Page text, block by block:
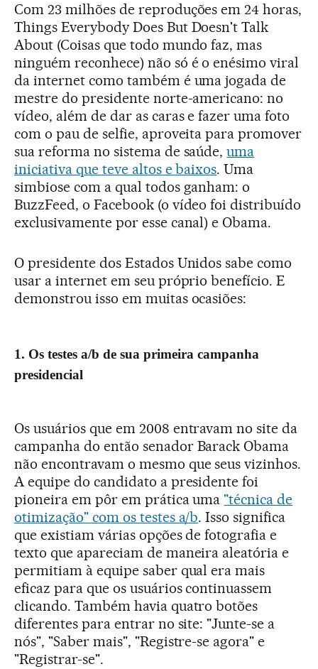
Com 23 milhões de reproduções em 24 horas,
Things Everybody Does But Doesn't Talk
About (Coisas que todo mundo faz, mas
ninguém reconhece) não só é o enésimo viral
da internet como também é uma jogada de
mestre do presidente norte-americano: no
vídeo, além de dar as caras e fazer uma foto
com o pau de selfie, aproveita para promover
sua reforma no sistema de saúde,uma
iniciativa que teve altos e baixos. Uma
simbiose com a qual todos ganham: o
BuzzFeed, o Facebook (o vídeo foi distribuído
exclusivamente por esse canal) e Obama.
O presidente dos Estados Unidos sabe como
usar a internet em seu próprio benefício. E
demonstrou isso em muitas ocasiões:
1. Os testes a/b de sua primeira campanha
presidencial
Os usuários que em 2008 entravam no site da
campanha do então senador Barack Obama
não encontravam o mesmo que seus vizinhos.
A equipe do candidato a presidente foi
pioneira em pôr em prática uma"técnica de
otimização" com os testes a/b. Isso significa
que existiam várias opções de fotografia e
texto que apareciam de maneira aleatória e
permitiam à equipe saber qual era mais
eficaz para que os usuários continuassem
clicando. Também havia quatro botões
diferentes para entrar no site: "Junte-se a
nós", "Saber mais", "Registre-se agora" e
"Registrar-se".